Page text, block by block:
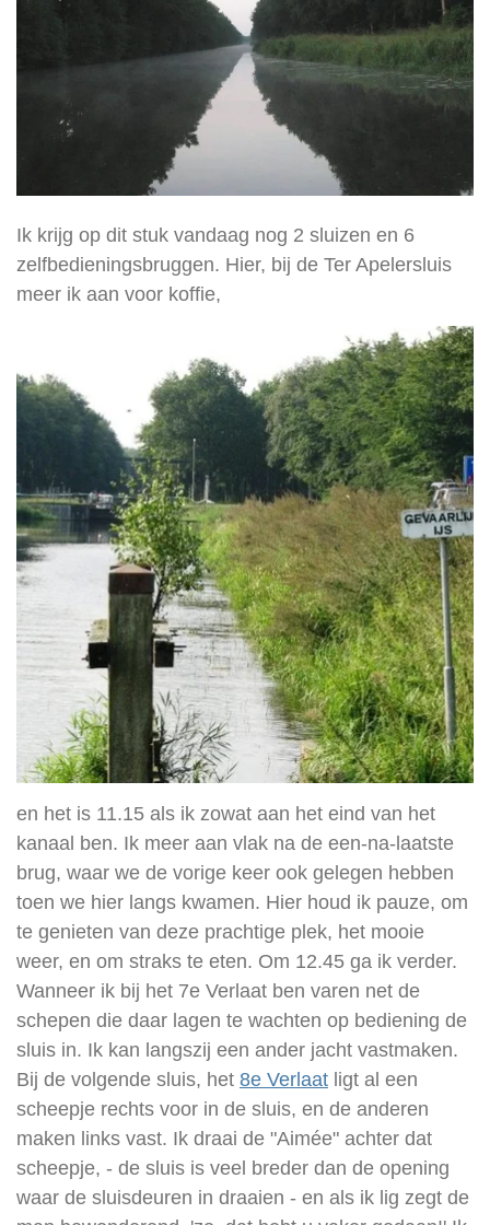
Ik krijg op dit stuk vandaag nog 2 sluizen en 6
zelfbedieningsbruggen. Hier, bij de Ter Apelersluis
meer ik aan voor koffie,
en het is 11.15 als ik zowat aan het eind van het
kanaal ben. Ik meer aan vlak na de een-na-laatste
brug, waar we de vorige keer ook gelegen hebben
toen we hier langs kwamen. Hier houd ik pauze, om
te genieten van deze prachtige plek, het mooie
weer, en om straks te eten. Om 12.45 ga ik verder.
Wanneer ik bij het 7e Verlaat ben varen net de
schepen die daar lagen te wachten op bediening de
sluis in. Ik kan langszij een ander jacht vastmaken.
Bij de volgende sluis, het 8e Verlaat ligt al een
scheepje rechts voor in de sluis, en de anderen
maken links vast. Ik draai de "Aimée" achter dat
scheepje, - de sluis is veel breder dan de opening
waar de sluisdeuren in draaien - en als ik lig zegt de